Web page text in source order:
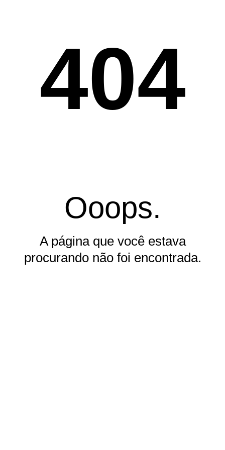
404
Ooops.
A página que você estava
procurando não foi encontrada.